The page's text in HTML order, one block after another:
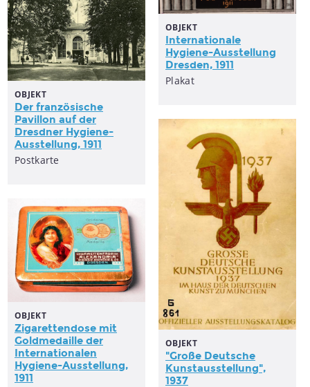
OBJEKT
Internationale
Hygiene-Ausstellung
Dresden, 1911
Plakat
OBJEKT
Der französische
Pavillon auf der
Dresdner Hygiene-
Ausstellung, 1911
Postkarte
OBJEKT
"Große Deutsche
Kunstausstellung",
1937
OBJEKT
Zigarettendose mit
Goldmedaille der
Internationalen
Hygiene-Ausstellung,
1911